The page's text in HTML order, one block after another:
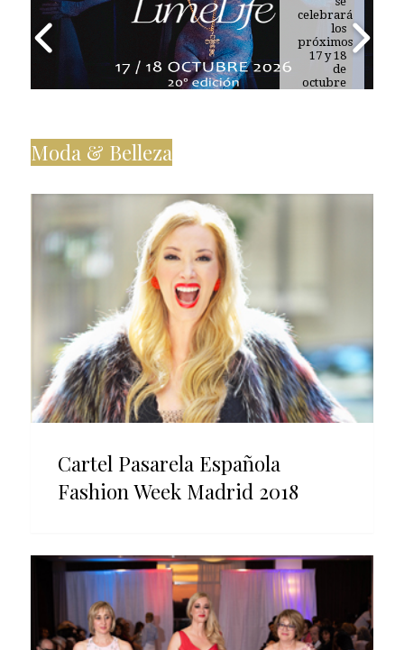
celebrará
los
próximos
17 y 18
de
octubre
de
belleza
Moda & Belleza
Cartel Pasarela Española
Fashion Week Madrid 2018